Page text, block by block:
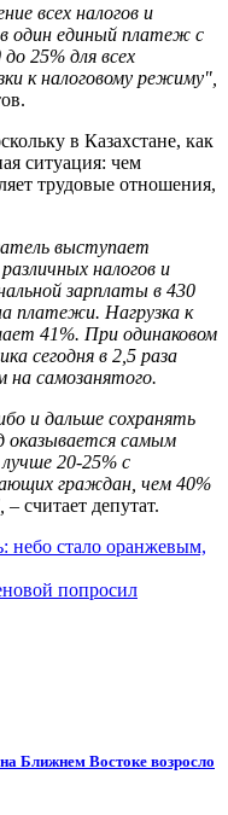
всех налогов и
один единый платеж с
25% для всех
к налоговому режиму",
в Казахстане, как
ситуация: чем
трудовые отношения,
выступает
налогов и
зарплаты в 430
платежи. Нагрузка к
41%. При одинаковом
сегодня в 2,5 раза
самозанятого.
и дальше сохранять
оказывается самым
20-25% с
граждан, чем 40%
– считает депутат.
небо стало оранжевым,
попросил
Ближнем Востоке возросло